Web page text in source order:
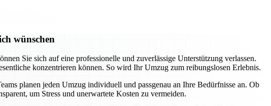
wünschen
Sie sich auf eine professionelle und zuverlässige Unterstützung verlassen.
konzentrieren können. So wird Ihr Umzug zum reibungslosen Erlebnis.
planen jeden Umzug individuell und passgenau an Ihre Bedürfnisse an. Ob
um Stress und unerwartete Kosten zu vermeiden.